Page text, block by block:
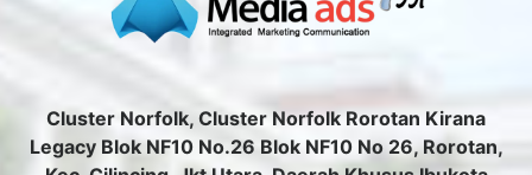
Cluster Norfolk, Cluster Norfolk Rorotan Kirana
Legacy Blok NF10 No.26 Blok NF10 No 26, Rorotan,